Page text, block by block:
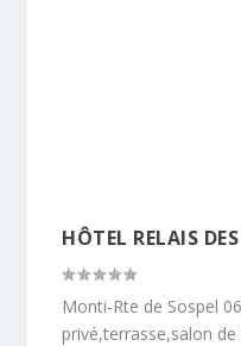
HÔTEL RELAIS
Monti-Rte de Sospel
privé,terrasse,salon